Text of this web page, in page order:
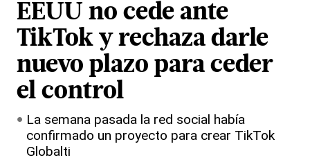
EEUU no cede ante
TikTok y rechaza darle
nuevo plazo para ceder
el control
La semana pasada la red social había
confirmado un proyecto para crear TikTok
Globalti